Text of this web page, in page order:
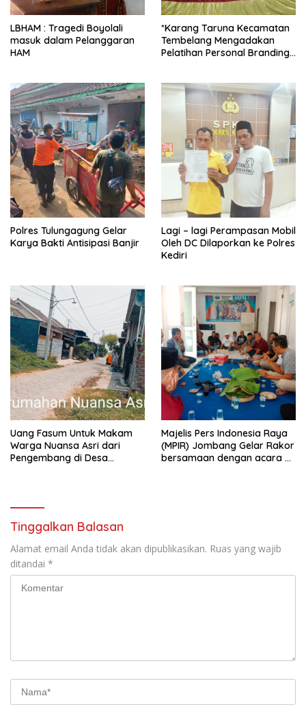
LBHAM : Tragedi Boyolali
masuk dalam Pelanggaran
HAM
*Karang Taruna Kecamatan
Tembelang Mengadakan
Pelatihan Personal Branding
Polres Tulungagung Gelar
Karya Bakti Antisipasi Banjir
Lagi – lagi Perampasan Mobil
Oleh DC Dilaporkan ke Polres
Kediri
Uang Fasum Untuk Makam
Warga Nuansa Asri dari
Pengembang di Desa
Majelis Pers Indonesia Raya
(MPIR) Jombang Gelar Rakor
bersamaan dengan acara
Tinggalkan Balasan
Alamat email Anda tidak akan dipublikasikan. Ruas yang wajib
ditandai *